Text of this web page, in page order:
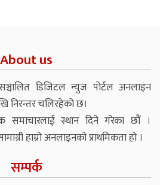
About us
सञ्चालित डिजिटल न्युज पोर्टल अनलाइन
चलिरहेको छ।
समाचारलाई स्थान दिने गरेका छौं ।
हाम्रो अनलाइनको प्राथमिकता हो ।
सम्पर्क